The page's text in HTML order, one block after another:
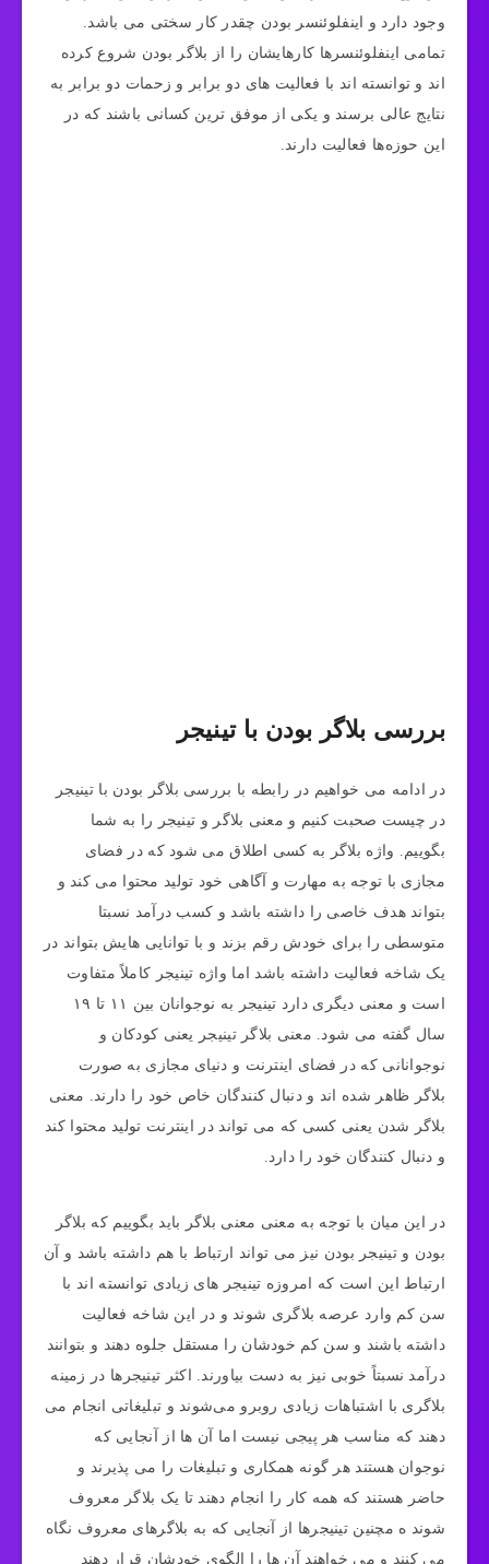
وجود دارد و اینفلوئنسر بودن چقدر کار سختی می باشد.
تمامی اینفلوئنسرها کارهایشان را از بلاگر بودن شروع کرده
اند و توانسته اند با فعالیت‌ های دو برابر و زحمات دو برابر به
نتایج عالی برسند و یکی از موفق ترین کسانی باشند که در
این حوزه‌ها فعالیت دارند.
بررسی بلاگر بودن با تینیجر
در ادامه می خواهیم در رابطه با بررسی بلاگر بودن با تینیجر
در چیست صحبت کنیم و معنی بلاگر و تینیجر را به شما
بگوییم. واژه بلاگر به کسی اطلاق می شود که در فضای
مجازی با توجه به مهارت و آگاهی خود تولید محتوا می کند و
بتواند هدف خاصی را داشته باشد و کسب درآمد نسبتا
متوسطی را برای خودش رقم بزند و با توانایی هایش بتواند در
یک شاخه فعالیت داشته باشد اما واژه تینیجر کاملاً متفاوت
است و معنی دیگری دارد تینیجر به نوجوانان بین ۱۱ تا ۱۹
سال گفته می‌ شود. معنی بلاگر تینیجر یعنی کودکان و
نوجوانانی که در فضای اینترنت و دنیای مجازی به صورت
بلاگر ظاهر شده‌ اند و دنبال کنندگان خاص خود را دارند. معنی
بلاگر شدن یعنی کسی که می‌ تواند در اینترنت تولید محتوا کند
و دنبال کنندگان خود را دارد.
در این میان با توجه به معنی معنی بلاگر باید بگوییم که بلاگر
بودن و تینیجر بودن نیز می‌ تواند ارتباط با هم داشته باشد و آن
ارتباط این است که امروزه تینیجر های زیادی توانسته اند با
سن کم وارد عرصه بلاگری شوند و در این شاخه فعالیت
داشته باشند و سن کم خودشان را مستقل جلوه دهند و بتوانند
درآمد نسبتاً خوبی نیز به دست بیاورند. اکثر تینیجرها در زمینه
بلاگری با اشتباهات زیادی روبرو می‌شوند و تبلیغاتی انجام می‌
دهند که مناسب هر پیجی نیست اما آن ها از آنجایی که
نوجوان هستند هر گونه همکاری و تبلیغات را می‌ پذیرند و
حاضر هستند که همه کار را انجام دهند تا یک بلاگر معروف
شوند ه مچنین تینیجرها از آنجایی که به بلاگرهای معروف نگاه
می کنند و می خواهند آن ها را الگوی خودشان قرار دهند